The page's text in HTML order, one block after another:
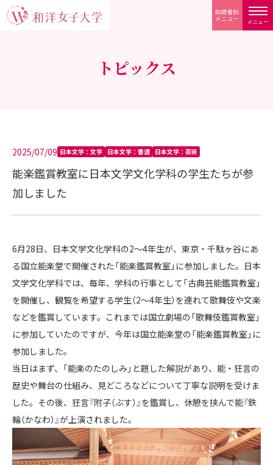
メニュー
訪問者別
メニュー
トピックス
2025/07/09 日本文学：文学 日本文学：書道 日本文学：芸術
能楽鑑賞教室に日本文学文化学科の学生たちが参
加しました
6月28日、日本文学文化学科の2〜4年生が、東京・千駄ヶ谷にあ
る国立能楽堂で開催された「能楽鑑賞教室」に参加しました。日本
文学文化学科では、毎年、学科の行事として「古典芸能鑑賞教室」
を開催し、観覧を希望する学生（2～4年生）を連れて歌舞伎や文楽
などを鑑賞しています。これまでは国立劇場の「歌舞伎鑑賞教室」
に参加していたのですが、今年は国立能楽堂の「能楽鑑賞教室」に
参加しました。
当日はまず、「能楽のたのしみ」と題した解説があり、能・狂言の
歴史や舞台の仕組み、見どころなどについて丁寧な説明を受けま
した。その後、狂言『附子（ぶす）』を鑑賞し、休憩を挟んで能『鉄
輪（かなわ）』が上演されました。